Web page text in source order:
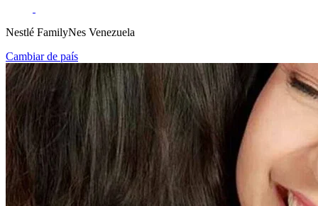
Nestlé FamilyNes Venezuela
Cambiar de país